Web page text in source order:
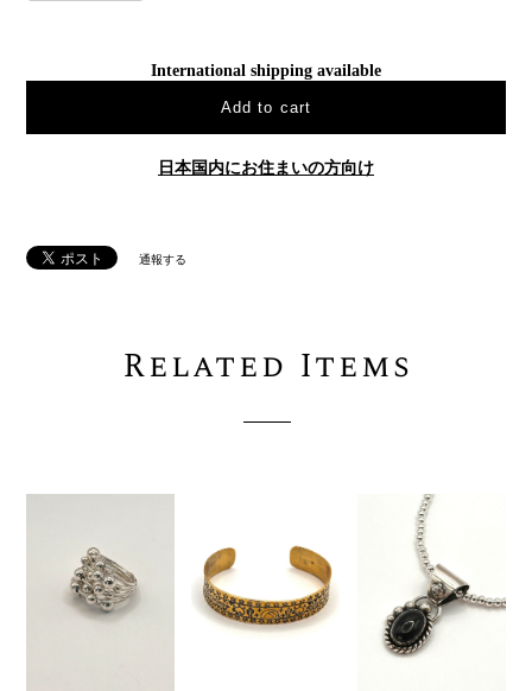
International shipping available
Add to cart
日本国内にお住まいの方向け
通報する
Related Items